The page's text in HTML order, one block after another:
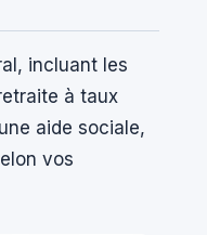
incluant les
à taux
aide sociale,
vos